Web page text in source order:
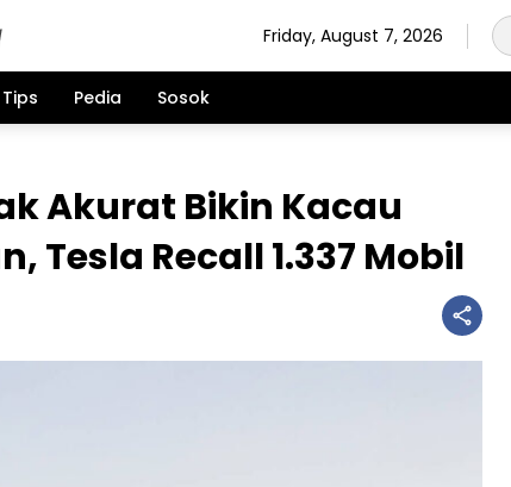
Friday, August 7, 2026
Tips Pedia Sosok
Akurat Bikin Kacau
Tesla Recall 1.337 Mobil